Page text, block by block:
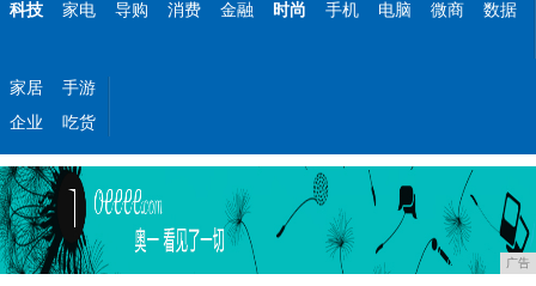
科技 家电 导购 消费 金融 时尚 手机 电脑 微商 数据
家居
手游
企业
吃货
广告